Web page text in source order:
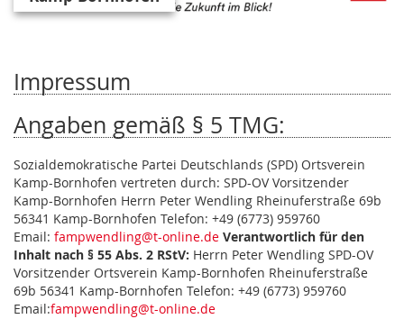
Impressum
Angaben gemäß § 5 TMG:
Sozialdemokratische Partei Deutschlands (SPD) Ortsverein
Kamp-Bornhofen vertreten durch: SPD-OV Vorsitzender
Kamp-Bornhofen Herrn Peter Wendling Rheinuferstraße 69b
56341 Kamp-Bornhofen Telefon: +49 (6773) 959760
Email: fampwendling@t-online.de Verantwortlich für den
Inhalt nach § 55 Abs. 2 RStV: Herrn Peter Wendling SPD-OV
Vorsitzender Ortsverein Kamp-Bornhofen Rheinuferstraße
69b 56341 Kamp-Bornhofen Telefon: +49 (6773) 959760
Email:fampwendling@t-online.de